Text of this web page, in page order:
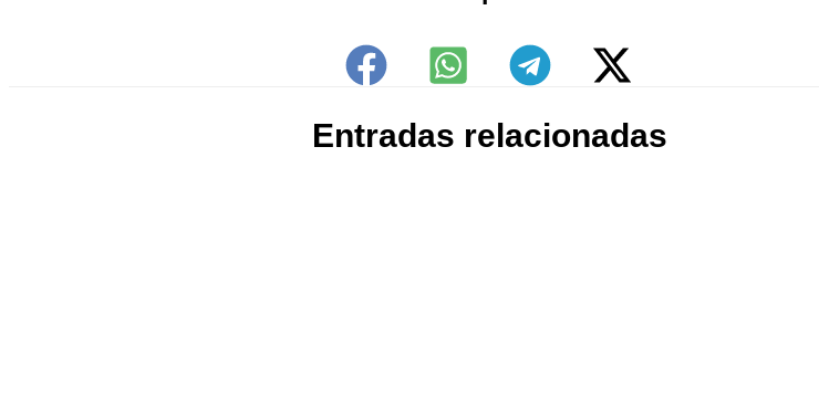
Entradas relacionadas